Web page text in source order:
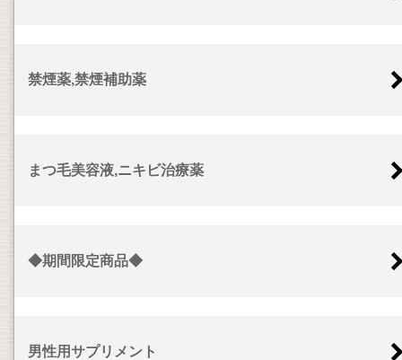
禁煙薬,禁煙補助薬
まつ毛美容液,ニキビ治療薬
◆期間限定商品◆
男性用サプリメント